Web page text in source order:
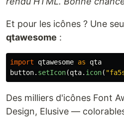
Et pour les icônes ? Une
qtawesome :
import qtawesome as
qta
button. setIcon(qta. icon( "
Des milliers d'icônes Font
Design, Elusive —